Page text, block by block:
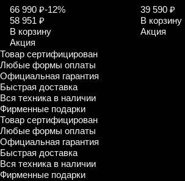
66 990 ₽-12%
58 951 ₽
В корзину
Акция
39 590 ₽
В корзину
Акция
Товар сертифицирован
Любые формы оплаты
Официальная гарантия
Быстрая доставка
Вся техника в наличии
Фирменные подарки
Товар сертифицирован
Любые формы оплаты
Официальная гарантия
Быстрая доставка
Вся техника в наличии
Фирменные подарки